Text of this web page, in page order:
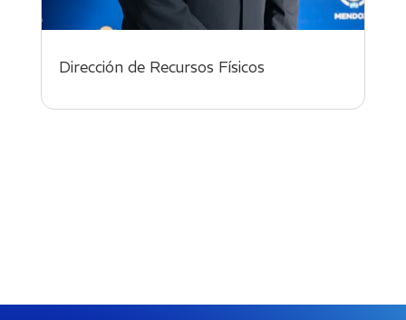
Dirección de Recursos Físicos